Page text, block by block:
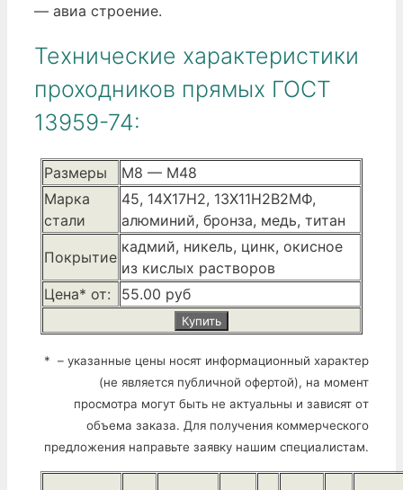
— авиа строение.
Технические характеристики
проходников прямых ГОСТ
13959-74:
Размеры
М8 — М48
Марка
стали
45, 14Х17Н2, 13Х11Н2В2МФ,
алюминий, бронза, медь, титан
Покрытие
кадмий, никель, цинк, окисное
из кислых растворов
Цена* от:
55.00 руб
Купить
* – указанные цены носят информационный характер
(не является публичной офертой), на момент
просмотра могут быть не актуальны и зависят от
объема заказа. Для получения коммерческого
предложения направьте заявку нашим специалистам.